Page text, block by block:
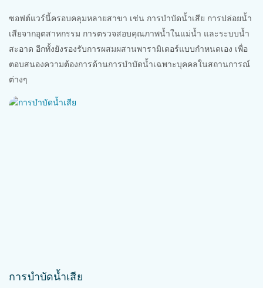
ซอฟต์แวร์นี้ครอบคลุมหลายสาขา เช่น การบำบัดน้ำเสีย การปล่อยน้ำ
เสียจากอุตสาหกรรม การตรวจสอบคุณภาพน้ำในแม่น้ำ และระบบน้ำ
สะอาด อีกทั้งยังรองรับการผสมผสานพารามิเตอร์แบบกำหนดเอง เพื่อ
ตอบสนองความต้องการด้านการบำบัดน้ำเฉพาะบุคคลในสถานการณ์
ต่างๆ
การบำบัดน้ำเสีย